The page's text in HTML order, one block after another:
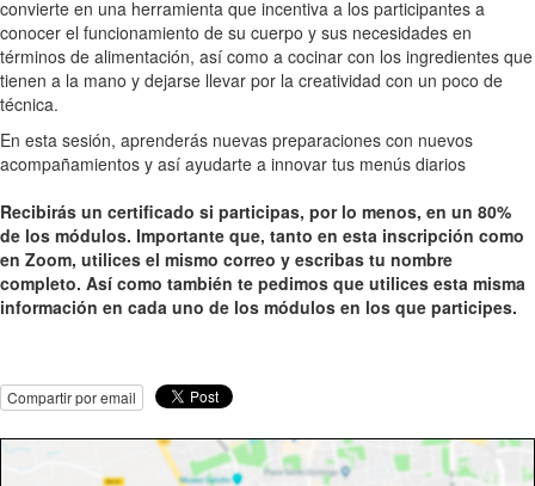
convierte en una herramienta que incentiva a los participantes a
conocer el funcionamiento de su cuerpo y sus necesidades en
términos de alimentación, así como a cocinar con los ingredientes que
tienen a la mano y dejarse llevar por la creatividad con un poco de
técnica.
En esta sesión, aprenderás nuevas preparaciones con nuevos
acompañamientos y así ayudarte a innovar tus menús diarios
Recibirás un certificado si participas, por lo menos, en un 80%
de los módulos. Importante que, tanto en esta inscripción como
en Zoom, utilices el mismo correo y escribas tu nombre
completo. Así como también te pedimos que utilices esta misma
información en cada uno de los módulos en los que participes.
Compartir por email